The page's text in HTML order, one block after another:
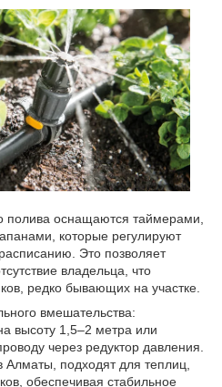
полива оснащаются таймерами,
которые регулируют
Это позволяет
владельца, что
редко бывающих на участке.
вмешательства:
высоту 1,5–2 метра или
через редуктор давления.
подходят для теплиц,
обеспечивая стабильное